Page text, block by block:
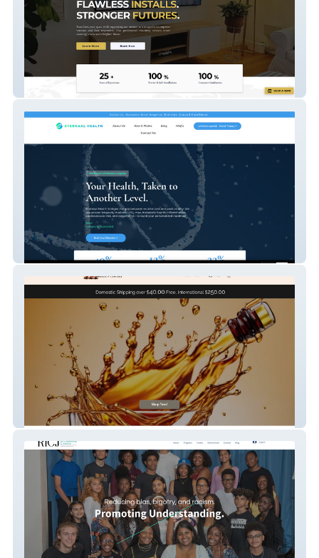
HeroMount Solutions
ETERNAAL
Alecia's Corner